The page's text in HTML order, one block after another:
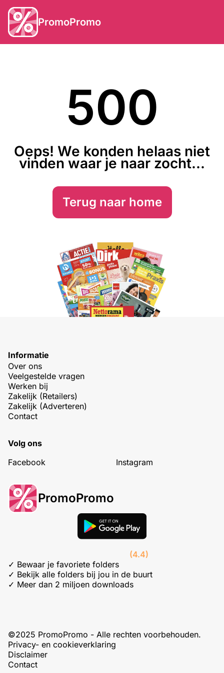
PromoPromo
500
Oeps! We konden helaas niet
vinden waar je naar zocht...
Terug naar home
Informatie
Over ons
Veelgestelde vragen
Werken bij
Zakelijk (Retailers)
Zakelijk (Adverteren)
Contact
Volg ons
Facebook
Instagram
PromoPromo
(4.4)
✓ Bewaar je favoriete folders
✓ Bekijk alle folders bij jou in de buurt
✓ Meer dan 2 miljoen downloads
©2025 PromoPromo - Alle rechten voorbehouden.
Privacy- en cookieverklaring
Disclaimer
Contact